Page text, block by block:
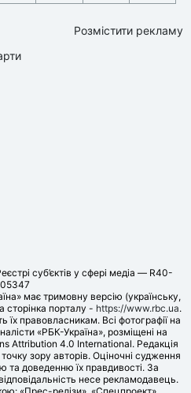
Розмістити рекламу
суб’єктів у сфері медіа — R40-
05347
має тримовну версію (українську,
сторінка порталу - https://www.rbc.ua.
правовласникам. Всі фотографії на
«РБК-Україна», розміщені на
Attribution 4.0 International. Редакція
зору авторів. Оціночні судження
та доведенню їх правдивості. За
несе рекламодавець.